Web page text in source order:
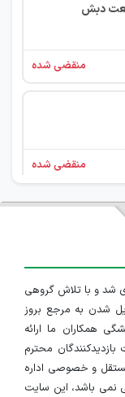
دبش
منقضی شده
منقضی شده
تهران والبرز
منقضی شده
تهران
منقضی شده
در تاریخ ۱۳۹۱/۱/۱۰ راه اندازی شد و با تلاش گروهی
شدن به مرجع بروز
همکاران ما ارائه
محترم
و خصوصی اداره
نمی باشد، این سایت